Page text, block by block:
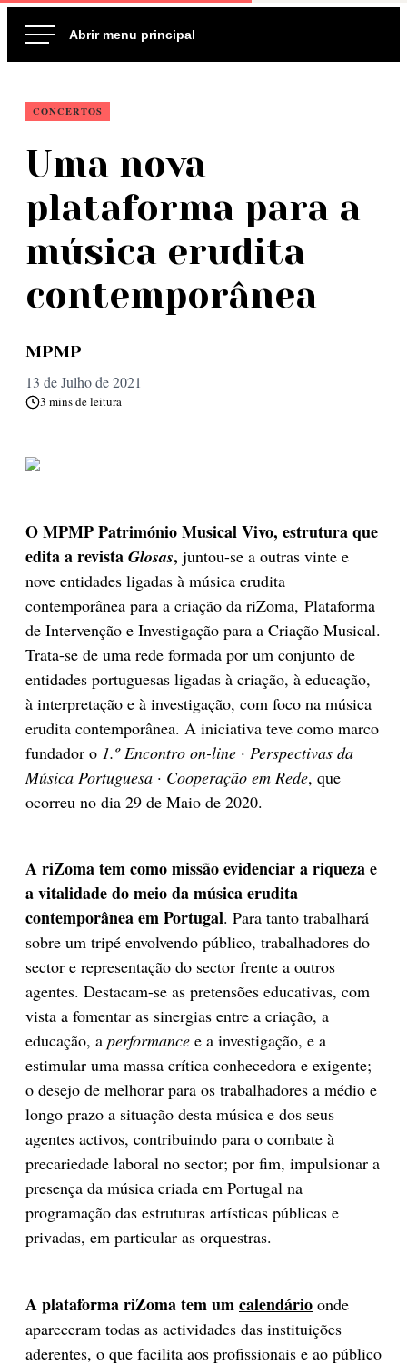
para
o
CONCERTOS
Uma nova
plataforma para a
música erudita
contemporânea
MPMP
13 de Julho de 2021
3 mins de leitura
O MPMP Património Musical Vivo, estrutura que
edita a revista Glosas, juntou-se a outras vinte e
nove entidades ligadas à música erudita
contemporânea para a criação da riZoma, Plataforma
de Intervenção e Investigação para a Criação Musical.
Trata-se de uma rede formada por um conjunto de
entidades portuguesas ligadas à criação, à educação,
à interpretação e à investigação, com foco na música
erudita contemporânea. A iniciativa teve como marco
fundador o 1.º Encontro on-line · Perspectivas da
Música Portuguesa · Cooperação em Rede, que
ocorreu no dia 29 de Maio de 2020.
A riZoma tem como missão evidenciar a riqueza e
a vitalidade do meio da música erudita
contemporânea em Portugal. Para tanto trabalhará
sobre um tripé envolvendo público, trabalhadores do
sector e representação do sector frente a outros
agentes. Destacam-se as pretensões educativas, com
vista a fomentar as sinergias entre a criação, a
educação, a performance e a investigação, e a
estimular uma massa crítica conhecedora e exigente;
o desejo de melhorar para os trabalhadores a médio e
longo prazo a situação desta música e dos seus
agentes activos, contribuindo para o combate à
precariedade laboral no sector; por fim, impulsionar a
presença da música criada em Portugal na
programação das estruturas artísticas públicas e
privadas, em particular as orquestras.
A plataforma riZoma tem umcalendário onde
apareceram todas as actividades das instituições
aderentes, o que facilita aos profissionais e ao público